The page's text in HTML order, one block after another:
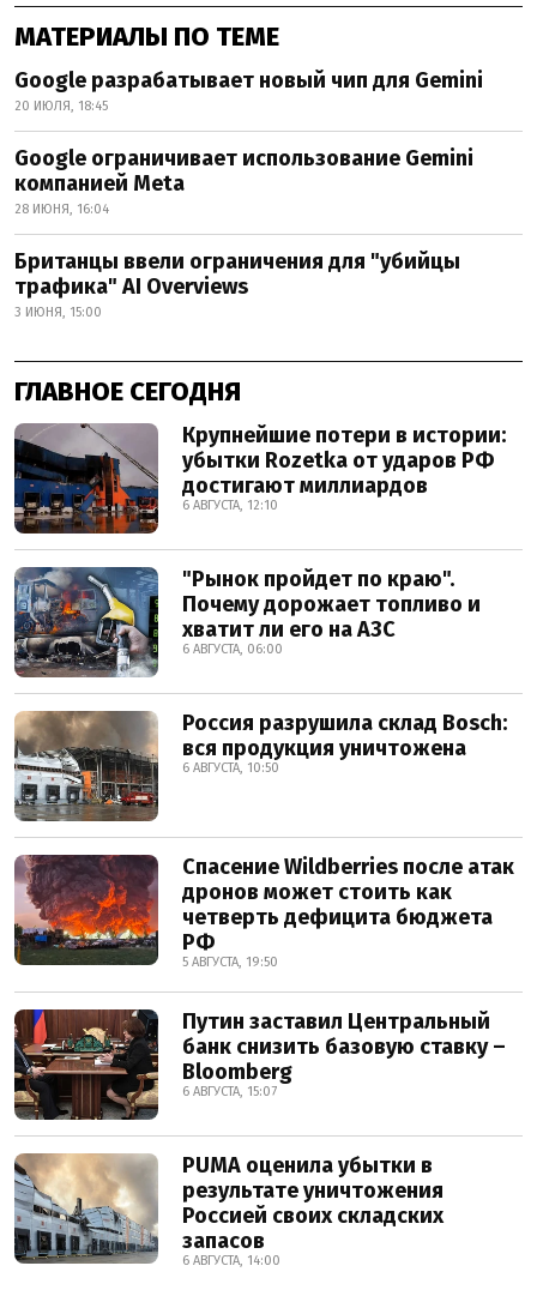
МАТЕРИАЛЫ ПО ТЕМЕ
Google разрабатывает новый чип для Gemini
20 ИЮЛЯ, 18:45
Google ограничивает использование Gemini
компанией Meta
28 ИЮНЯ, 16:04
Британцы ввели ограничения для "убийцы
трафика" AI Overviews
3 ИЮНЯ, 15:00
ГЛАВНОЕ СЕГОДНЯ
Крупнейшие потери в истории:
убытки Rozetka от ударов РФ
достигают миллиардов
6 АВГУСТА, 12:10
"Рынок пройдет по краю".
Почему дорожает топливо и
хватит ли его на АЗС
6 АВГУСТА, 06:00
Россия разрушила склад Bosch:
вся продукция уничтожена
6 АВГУСТА, 10:50
Спасение Wildberries после атак
дронов может стоить как
четверть дефицита бюджета
РФ
5 АВГУСТА, 19:50
Путин заставил Центральный
банк снизить базовую ставку –
Bloomberg
6 АВГУСТА, 15:07
PUMA оценила убытки в
результате уничтожения
Россией своих складских
запасов
6 АВГУСТА, 14:00